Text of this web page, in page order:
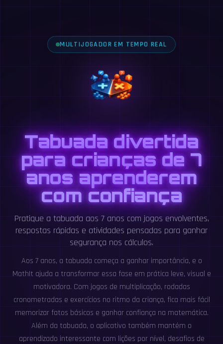
MULTIJOGADOR EM TEMPO REAL
Tabuada divertida
para crianças de 7
anos aprenderem
com confiança
Pratique a tabuada aos 7 anos com jogos envolventes,
respostas rápidas e atividades pensadas para ganhar
segurança nos cálculos.
Aos 7 anos, a tabuada começa a ganhar importância, e o
MathIt ajuda a transformar essa fase em prática leve, visual e
motivadora. Com jogos de multiplicação, rodadas
cronometradas e exercícios no ritmo da criança, fica mais fácil
memorizar fatos básicos e ganhar confiança na matemática.
Além da tabuada, o aplicativo também mantém o
aprendizado interessante com lições por nível, desafios de